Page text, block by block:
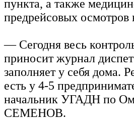
пункта, а также
предрейсовых осмотров
— Сегодня весь
приносит журнал
заполняет у себя дома.
есть у 4-5
начальник УГАДН по
СЕМЕНОВ.